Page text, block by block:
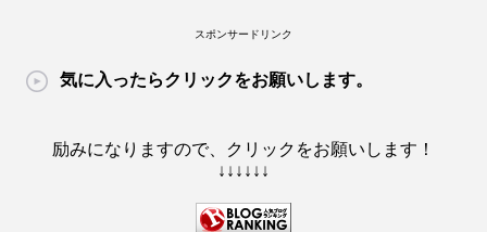
スポンサードリンク
気に入ったらクリックをお願いします。
励みになりますので、クリックをお願いします！
↓↓↓↓↓↓